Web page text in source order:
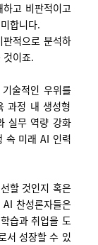
고 비판적이고
합니다.
적으로 분석하
것이죠.
술적인 우위를
과정 내 생성형
실무 역량 강화
속 미래 AI 인력
할 것인지 혹은
AI 찬성론자들은
습과 취업을 도
서 성장할 수 있